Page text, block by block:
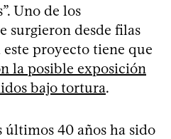
Uno de los
surgieron desde filas
proyecto tiene que
la posible exposición
bajo tortura.
últimos 40 años ha sido